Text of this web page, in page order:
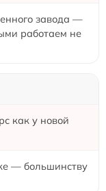
завода —
работаем не
как у новой
— большинству